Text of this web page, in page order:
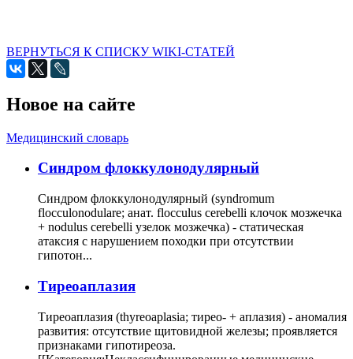
ВЕРНУТЬСЯ К СПИСКУ WIKI-СТАТЕЙ
Новое на сайте
Медицинский словарь
Cиндром флоккулонодулярный
Синдром флоккулонодулярный (syndromum
flocculonodulare; анат. flocculus cerebelli клочок мозжечка
+ nodulus cerebelli узелок мозжечка) - статическая
атаксия с нарушением походки при отсутствии
гипотон...
Тиреоаплазия
Тиреоаплазия (thyreoaplasia; тирео- + аплазия) - аномалия
развития: отсутствие щитовидной железы; проявляется
признаками гипотиреоза.